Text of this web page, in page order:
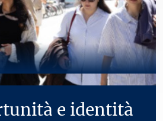
e identità